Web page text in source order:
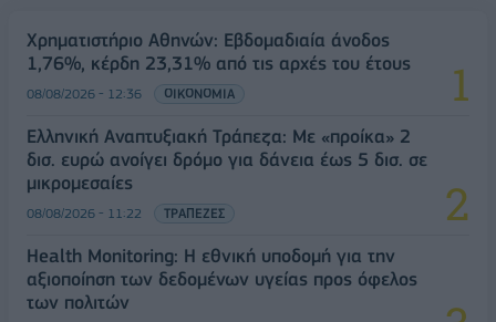
Χρηματιστήριο Αθηνών: Εβδομαδιαία άνοδος
1,76%, κέρδη 23,31% από τις αρχές του έτους
08/08/2026 - 12:36 ΟΙΚΟΝΟΜΙΑ
Ελληνική Αναπτυξιακή Τράπεζα: Με «προίκα» 2
δισ. ευρώ ανοίγει δρόμο για δάνεια έως 5 δισ. σε
μικρομεσαίες
08/08/2026 - 11:22 ΤΡΑΠΕΖΕΣ
Health Monitoring: Η εθνική υποδομή για την
αξιοποίηση των δεδομένων υγείας προς όφελος
των πολιτών